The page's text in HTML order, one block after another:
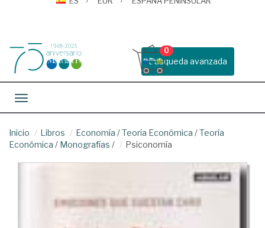
Busqueda avanzada
0
Toggle navigation
Inicio Libros Economía /Teoría Económica /Teoría
Económica / Monografías / Psiconomía